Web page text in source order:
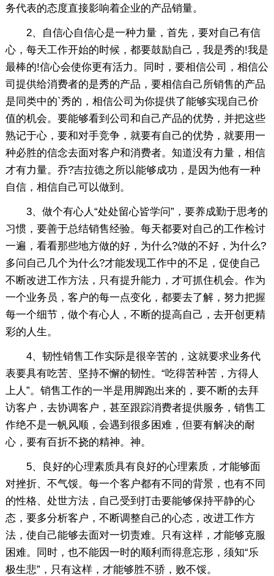
务代表的态度直接影响着企业的产品销量。
2、自信心自信心是一种力量，首先，要对自己有信
心，每天工作开始的时候，都要鼓励自己，我是秀的!我是
最棒的!信心会使你更有活力。同时，要相信公司，相信公
司提供给消费者的是秀的产品，要相信自己所销售的产品
是同类中的`秀的，相信公司为你提供了能够实现自己价
值的机会。要能够看到公司和自己产品的优势，并把这些
熟记于心，要和对手竞争，就要有自己的优势，就要用一
种必胜的信念去面对客户和消费者。知道没有力量，相信
才有力量。乔?吉拉德之所以能够成功，是因为他有一种
自信，相信自己可以做到。
3、做个有心人“处处留心皆学问”，要养成勤于思考的
习惯，要善于总结销售经验。每天都要对自己的工作检讨
一遍，看看那些地方做的好，为什么?做的不好，为什么?
多问自己几个为什么?才能发现工作中的不足，促使自己
不断改进工作方法，只有提升能力，才可抓住机会。作为
一个业务员，客户的每一点变化，都要去了解，努力把握
每一个细节，做个有心人，不断的提高自己，去开创更精
彩的人生。
4、韧性销售工作实际是很辛苦的，这就要求业务代
表要具有吃苦、坚持不懈的韧性。“吃得苦种苦，方得人
上人”。销售工作的一半是用脚跑出来的，要不断的去拜
访客户，去协调客户，甚至跟踪消费者提供服务，销售工
作绝不是一帆风顺，会遇到很多困难，但要有解决的耐
心，要有百折不挠的精神。神。
5、良好的心理素质具有良好的心理素质，才能够面
对挫折、不气馁。每一个客户都有不同的背景，也有不同
的性格、处世方法，自己受到打击要能够保持平静的心
态，要多分析客户，不断调整自己的心态，改进工作方
法，使自己能够去面对一切责难。只有这样，才能够克服
困难。同时，也不能因一时的顺利而得意忘形，须知“乐
极生悲”，只有这样，才能够胜不骄，败不馁。